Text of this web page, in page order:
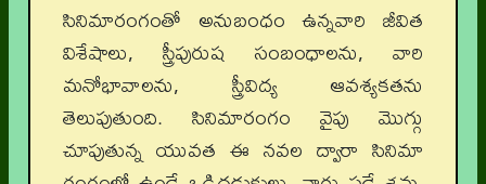
సినిమారంగంతో అనుబంధం ఉన్నవారి జీవిత
విశేషాలు, స్త్రీపురుష సంబంధాలను, వారి
మనోభావాలను, స్త్రీవిద్య ఆవశ్యకతను
తెలుపుతుంది. సినిమారంగం వైపు మొగ్గు
చూపుతున్న యువత ఈ నవల ద్వారా సినిమా